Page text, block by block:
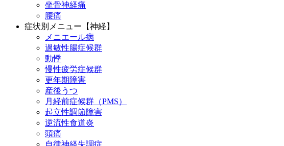
坐骨神経痛
腰痛
症状別メニュー【神経】
メニエール病
過敏性腸症候群
動悸
慢性疲労症候群
更年期障害
産後うつ
月経前症候群（PMS）
起立性調節障害
逆流性食道炎
頭痛
自律神経失調症